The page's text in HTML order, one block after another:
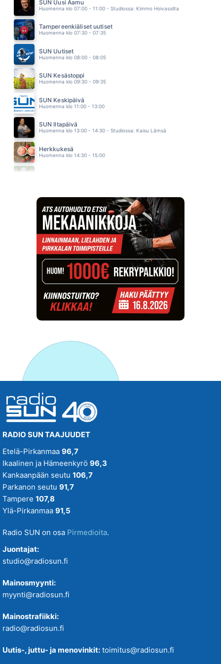
JENNI VARTIAINEN
11.14
VESTERINEN YHTYEINEEN
11.10
BEBE REXHA
11.08
SUN Uusi Aamu
Huomenna klo 07:00 - 11:00 - Studiossa: Kimmo Hoivassilta
Tampereenkiäliset uutiset
Huomenna klo 07:30 - 07:35
SUN Uutiset
Huomenna klo 08:00 - 08:05
SUN Kesästoppi
Huomenna klo 09:30 - 09:35
SUN Keskipäivä
Huomenna klo 11:00 - 13:00
SUN Iltapäivä
Huomenna klo 13:00 - 14:30 - Studiossa: Kaisu Lämsä
Herkkukesä
Huomenna klo 14:30 - 15:00
RADIO SUN TAAJUUDET
Etelä-Pirkanmaa 96,7
Ikaalinen ja Hämeenkyrö 96,3
Kankaanpään seutu 106,7
Parkanon seutu 91,7
Tampere 107,8
Ylä-Pirkanmaa 91,5
Radio SUN on osa Pirmedioita.
Juontajat:
studio@radiosun.fi
Mainosmyynti:
myynti@radiosun.fi
Mainostrafiikki:
radio@radiosun.fi
Uutis-, juttu- ja menovinkit: toimitus@radiosun.fi